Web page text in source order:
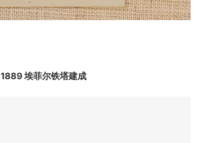
1889 埃菲尔铁塔建成